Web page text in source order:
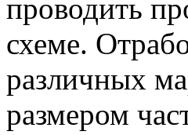
проводить
схеме.
различных
размером